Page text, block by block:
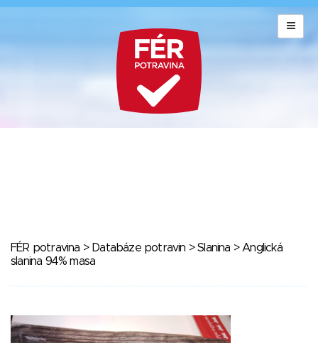
FÉR potravina > Databáze potravin >Slanina > Anglická
slanina 94% masa